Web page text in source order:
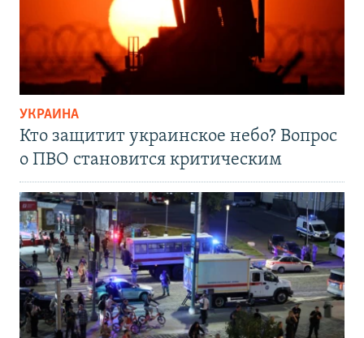
УКРАИНА
Кто защитит украинское небо? Вопрос
о ПВО становится критическим